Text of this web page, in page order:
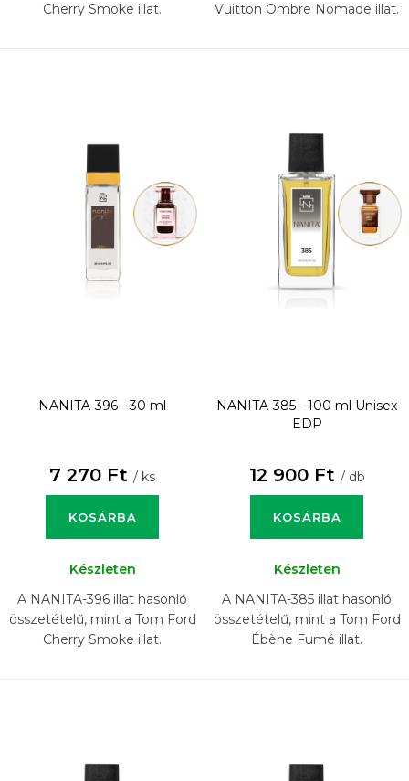
Cherry Smoke illat.
Vuitton Ombre Nomade illat.
NANITA-396 - 30 ml
7 270 Ft / ks
KOSÁRBA
Készleten
A NANITA-396 illat hasonló
összetételű, mint a Tom Ford
Cherry Smoke illat.
NANITA-385 - 100 ml Unisex
EDP
12 900 Ft / db
KOSÁRBA
Készleten
A NANITA-385 illat hasonló
összetételű, mint a Tom Ford
Ébène Fumé illat.